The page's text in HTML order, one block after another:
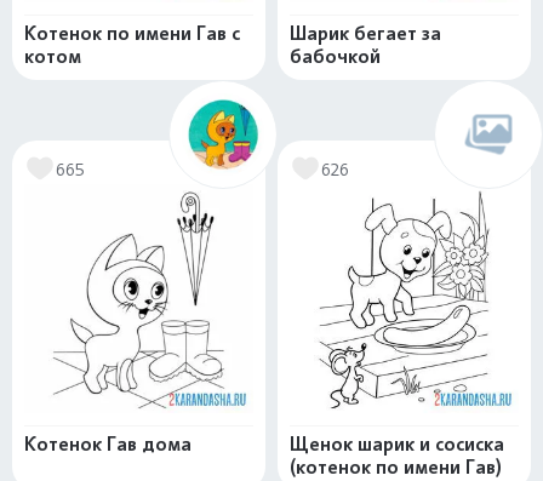
Котенок по имени Гав с
котом
Шарик бегает за
бабочкой
665
Котенок Гав дома
626
Щенок шарик и сосиска
(котенок по имени Гав)